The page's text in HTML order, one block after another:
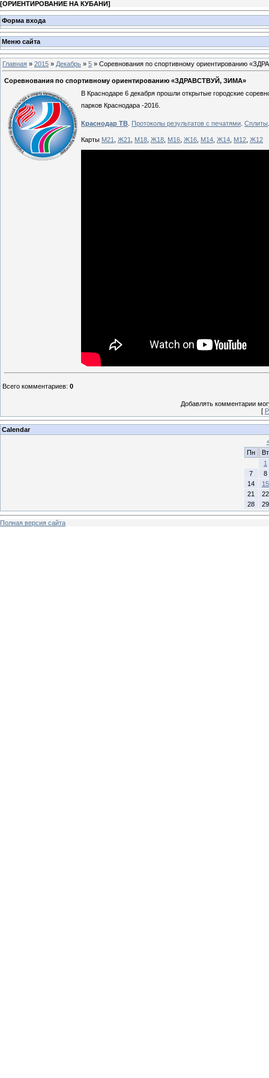
[ОРИЕНТИРОВАНИЕ НА КУБАНИ]
Форма входа
Меню сайта
Главная » 2015 » Декабрь » 5 » Соревнования по спортивному ориентированию
Соревнования по спортивному ориентированию «ЗДРАВСТВУЙ, ЗИМА»
В Краснодаре 6 декабря прошли открытые городские
парков Краснодара -2016.
Краснодар ТВ Протоколы результатов с печатями Сплиты
Карты М21 Ж21 М18 Ж18 М16 Ж16 М14 Ж14 М12 Ж12
Всего комментариев: 0
Добавлять комментарии
[
Calendar
Пн
Вт
1
7
8
14
15
21
22
28
29
Полная версия сайта